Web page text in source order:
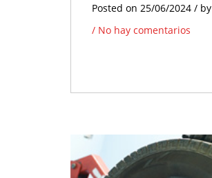
Posted on 25/06/2024 / by
/ No hay comentarios